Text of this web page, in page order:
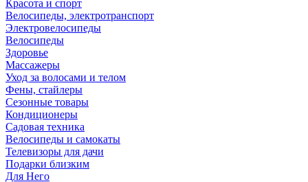
Красота и спорт
Велосипеды, электротранспорт
Электровелосипеды
Велосипеды
Здоровье
Массажеры
Уход за волосами и телом
Фены, стайлеры
Сезонные товары
Кондиционеры
Садовая техника
Велосипеды и самокаты
Телевизоры для дачи
Подарки близким
Для Него